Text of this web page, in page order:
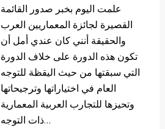
علمت اليوم بخبر صدور القائمة
القصيرة لجائزة المعماريين العرب
والحقيقة أنني كان عندي أمل أن
تكون هذه الدورة على خلاف الدورة
التي سبقتها من حيث اليقظة للتوجه
العام في اختياراتها وترجيحاتها
وتحيزها للتجارب العربية المعمارية
ذات التوجه…